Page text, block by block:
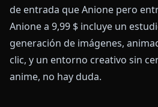
de entrada que Anione pero
Anione a 9,99 $ incluye un
generación de imágenes,
clic, y un entorno creativo sin
anime, no hay duda.